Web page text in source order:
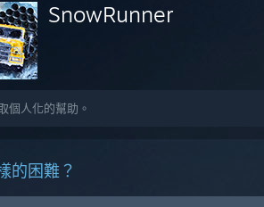
SnowRunner
個人化的幫助。
的困難？